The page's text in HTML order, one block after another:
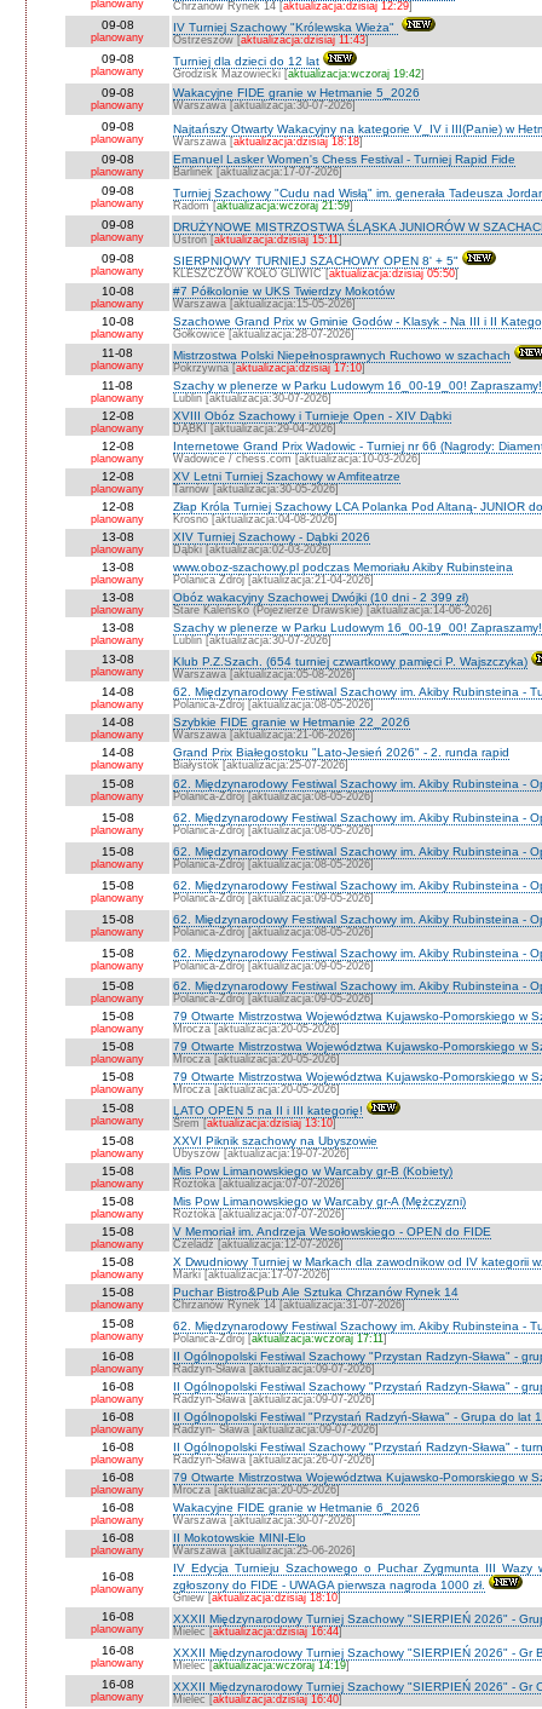
planowany Chrzanów Rynek 14 [aktualizacja:dzisiaj 12:29]
09-08
planowany
IV Turniej Szachowy "Królewska Wieża"
Ostrzeszów [aktualizacja:dzisiaj 11:43]
09-08
planowany
Turniej dla dzieci do 12 lat
Grodzisk Mazowiecki [aktualizacja:wczoraj 19:42]
09-08
planowany
Wakacyjne FIDE granie w Hetmanie 5_2026
Warszawa [aktualizacja:30-07-2026]
09-08
planowany
Najtańszy Otwarty Wakacyjny na kategorie V_IV i III(Panie) w
Warszawa [aktualizacja:dzisiaj 18:18]
09-08
planowany
Emanuel Lasker Women's Chess Festival - Turniej Rapid Fide
Barlinek [aktualizacja:17-07-2026]
09-08
planowany
Turniej Szachowy "Cudu nad Wisłą" im. generała Tadeusza
Radom [aktualizacja:wczoraj 21:59]
09-08
planowany
DRUŻYNOWE MISTRZOSTWA ŚLĄSKA JUNIORÓW W
Ustroń [aktualizacja:dzisiaj 15:11]
09-08
planowany
SIERPNIOWY TURNIEJ SZACHOWY OPEN 8' + 5"
KLESZCZÓW KOŁO GLIWIC [aktualizacja:dzisiaj 05:50]
10-08
planowany
#7 Półkolonie w UKS Twierdzy Mokotów
Warszawa [aktualizacja:15-05-2026]
10-08
planowany
Szachowe Grand Prix w Gminie Godów - Klasyk - Na III i II
Gołkowice [aktualizacja:28-07-2026]
11-08
planowany
Mistrzostwa Polski Niepełnosprawnych Ruchowo w szachach
Pokrzywna [aktualizacja:dzisiaj 17:10]
11-08
planowany
Szachy w plenerze w Parku Ludowym 16_00-19_00! Zapraszamy!
Lublin [aktualizacja:30-07-2026]
12-08
planowany
XVIII Obóz Szachowy i Turnieje Open - XIV Dąbki
DĄBKI [aktualizacja:29-04-2026]
12-08
planowany
Internetowe Grand Prix Wadowic - Turniej nr 66 (Nagrody:
Wadowice / chess.com [aktualizacja:10-03-2026]
12-08
planowany
XV Letni Turniej Szachowy w Amfiteatrze
Tarnów [aktualizacja:30-05-2026]
12-08
planowany
Złap Króla Turniej Szachowy LCA Polanka Pod Altaną- JUNIOR
Krosno [aktualizacja:04-08-2026]
13-08
planowany
XIV Turniej Szachowy - Dąbki 2026
Dąbki [aktualizacja:02-03-2026]
13-08
planowany
www.oboz-szachowy.pl podczas Memoriału Akiby Rubinsteina
Polanica Zdrój [aktualizacja:21-04-2026]
13-08
planowany
Obóz wakacyjny Szachowej Dwójki (10 dni - 2 399 zł)
Stare Kaleńsko (Pojezierze Drawskie) [aktualizacja:14-06-2026]
13-08
planowany
Szachy w plenerze w Parku Ludowym 16_00-19_00! Zapraszamy!
Lublin [aktualizacja:30-07-2026]
13-08
planowany
Klub P.Z.Szach. (654 turniej czwartkowy pamięci P. Wajszczyka)
Warszawa [aktualizacja:05-08-2026]
14-08
planowany
62. Międzynarodowy Festiwal Szachowy im. Akiby Rubinsteina -
Polanica-Zdrój [aktualizacja:08-05-2026]
14-08
planowany
Szybkie FIDE granie w Hetmanie 22_2026
Warszawa [aktualizacja:21-06-2026]
14-08
planowany
Grand Prix Białegostoku "Lato-Jesień 2026" - 2. runda rapid
Białystok [aktualizacja:25-07-2026]
15-08
planowany
62. Międzynarodowy Festiwal Szachowy im. Akiby Rubinsteina -
Polanica-Zdrój [aktualizacja:08-05-2026]
15-08
planowany
62. Międzynarodowy Festiwal Szachowy im. Akiby Rubinsteina -
Polanica-Zdrój [aktualizacja:08-05-2026]
15-08
planowany
62. Międzynarodowy Festiwal Szachowy im. Akiby Rubinsteina -
Polanica-Zdrój [aktualizacja:08-05-2026]
15-08
planowany
62. Międzynarodowy Festiwal Szachowy im. Akiby Rubinsteina -
Polanica-Zdrój [aktualizacja:09-05-2026]
15-08
planowany
62. Międzynarodowy Festiwal Szachowy im. Akiby Rubinsteina -
Polanica-Zdrój [aktualizacja:08-05-2026]
15-08
planowany
62. Międzynarodowy Festiwal Szachowy im. Akiby Rubinsteina -
Polanica-Zdrój [aktualizacja:09-05-2026]
15-08
planowany
62. Międzynarodowy Festiwal Szachowy im. Akiby Rubinsteina -
Polanica-Zdrój [aktualizacja:09-05-2026]
15-08
planowany
79 Otwarte Mistrzostwa Województwa Kujawsko-Pomorskiego w
Mrocza [aktualizacja:20-05-2026]
15-08
planowany
79 Otwarte Mistrzostwa Województwa Kujawsko-Pomorskiego w
Mrocza [aktualizacja:20-05-2026]
15-08
planowany
79 Otwarte Mistrzostwa Województwa Kujawsko-Pomorskiego w
Mrocza [aktualizacja:20-05-2026]
15-08
planowany
LATO OPEN 5 na II i III kategorię!
Śrem [aktualizacja:dzisiaj 13:10]
15-08
planowany
XXVI Piknik szachowy na Ubyszowie
Ubyszów [aktualizacja:19-07-2026]
15-08
planowany
Mis Pow Limanowskiego w Warcaby gr-B (Kobiety)
Roztoka [aktualizacja:07-07-2026]
15-08
planowany
Mis Pow Limanowskiego w Warcaby gr-A (Mężczyzni)
Roztoka [aktualizacja:07-07-2026]
15-08
planowany
V Memoriał im. Andrzeja Wesołowskiego - OPEN do FIDE
Czeladź [aktualizacja:12-07-2026]
15-08
planowany
X Dwudniowy Turniej w Markach dla zawodnikow od IV kategorii
Marki [aktualizacja:17-07-2026]
15-08
planowany
Puchar Bistro&Pub Ale Sztuka Chrzanów Rynek 14
Chrzanów Rynek 14 [aktualizacja:31-07-2026]
15-08
planowany
62. Międzynarodowy Festiwal Szachowy im. Akiby Rubinsteina -
Polanica-Zdrój [aktualizacja:wczoraj 17:11]
16-08
planowany
II Ogólnopolski Festiwal Szachowy "Przystan Radzyn-Sława" -
Radzyn-Sława [aktualizacja:09-07-2026]
16-08
planowany
II Ogólnopolski Festiwal Szachowy "Przystań Radzyn-Sława" -
Radzyn-Sława [aktualizacja:09-07-2026]
16-08
planowany
II Ogólnopolski Festiwal "Przystań Radzyń-Sława" - Grupa do lat
Radzyn- Sława [aktualizacja:09-07-2026]
16-08
planowany
II Ogólnopolski Festiwal Szachowy "Przystań Radzyn-Sława" -
Radzyń-Sława [aktualizacja:26-07-2026]
16-08
planowany
79 Otwarte Mistrzostwa Województwa Kujawsko-Pomorskiego w
Mrocza [aktualizacja:20-05-2026]
16-08
planowany
Wakacyjne FIDE granie w Hetmanie 6_2026
Warszawa [aktualizacja:30-07-2026]
16-08
planowany
II Mokotowskie MINI-Elo
Warszawa [aktualizacja:25-06-2026]
16-08
planowany
IV Edycja Turnieju Szachowego o Puchar Zygmunta III Wazy
zgłoszony do FIDE - UWAGA pierwsza nagroda 1000 zł.
Gniew [aktualizacja:dzisiaj 18:10]
16-08
planowany
XXXII Międzynarodowy Turniej Szachowy "SIERPIEŃ 2026" -
Mielec [aktualizacja:dzisiaj 16:44]
16-08
planowany
XXXII Międzynarodowy Turniej Szachowy "SIERPIEŃ 2026" - Gr
Mielec [aktualizacja:wczoraj 14:19]
16-08
planowany
XXXII Międzynarodowy Turniej Szachowy "SIERPIEŃ 2026" - Gr
Mielec [aktualizacja:dzisiaj 16:40]